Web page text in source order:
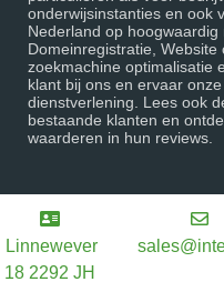
onderwijsinstanties en ook
Nederland op hoogwaardig
Domeinregistratie,
zoekmachine optimalisatie
klant bij ons en ervaar
dienstverlening. Lees ook
bestaande klanten en
waarderen in hun reviews.
Linnewever
18 2292 JH